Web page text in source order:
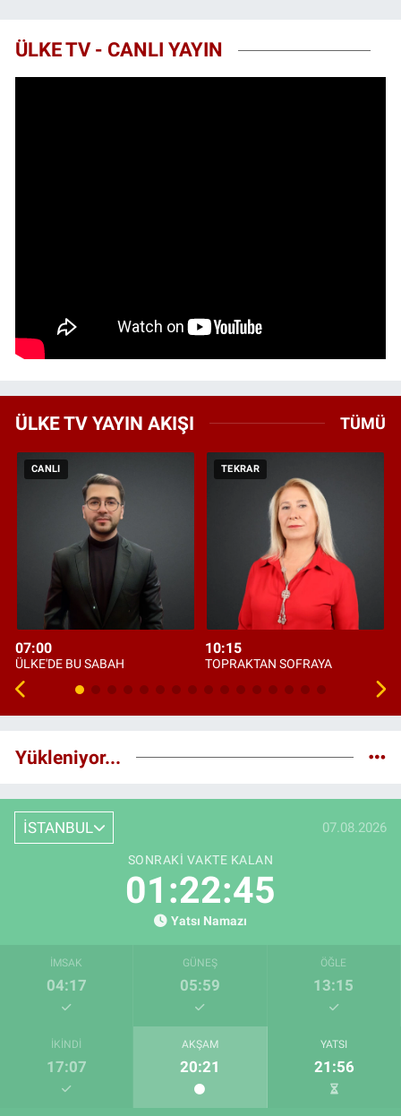
ÜLKE TV - CANLI YAYIN
ÜLKE TV YAYIN AKIŞI TÜMÜ
CANLI
07:00
ÜLKE'DE BU SABAH
TEKRAR
10:15
TOPRAKTAN SOFRAYA
Yükleniyor...
İSTANBUL 07.08.2026
SONRAKI VAKTE KALAN
01:22:44
Yatsı Namazı
İMSAK
04:17
GÜNEŞ
05:59
ÖĞLE
13:15
İKINDI
17:07
AKŞAM
20:21
YATSI
21:56